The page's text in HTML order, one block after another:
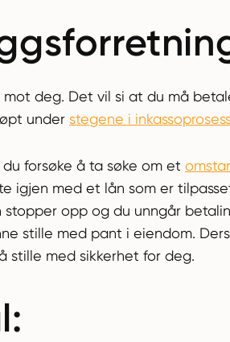
deg. Det vil si at du må
under stegene i
forsøke å ta søke om et
igjen med et lån som er
opp og du unngår
stille med pant i eiendom.
stille med sikkerhet for deg.